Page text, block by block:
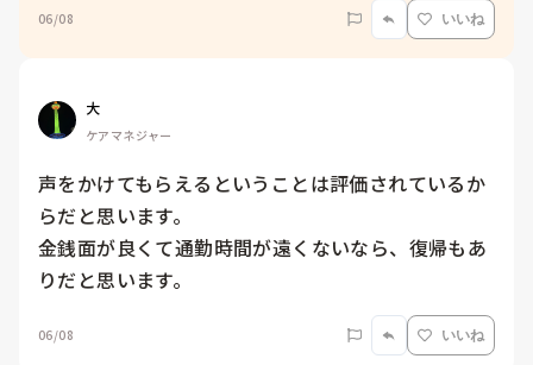
06/08 いいね
大
ケアマネジャー
声をかけてもらえるということは評価されているか
らだと思います。
金銭面が良くて通勤時間が遠くないなら、復帰もあ
りだと思います。
06/08 いいね